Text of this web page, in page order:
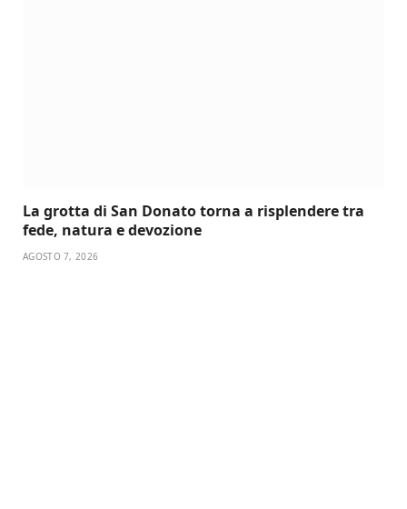
La grotta di San Donato torna a risplendere tra
fede, natura e devozione
AGOSTO 7, 2026